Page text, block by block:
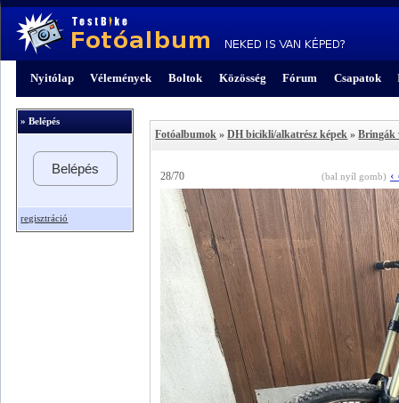
Nyitólap Vélemények Boltok Közösség Fórum Csapatok
» Belépés
Belépés
regisztráció
Fotóalbumok »DH bicikli/alkatrész képek »Bringák
28/70 (bal nyíl gomb) ‹